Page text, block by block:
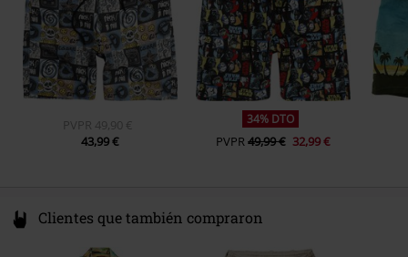
PVPR 49,90 €
43,99 €
34% DTO
PVPR49,99 € 32,99 €
Clientes que también compraron